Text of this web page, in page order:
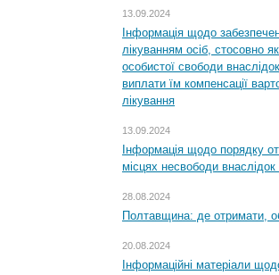
13.09.2024
Інформація щодо
лікуванням осіб, стосовно
особистої свободи
виплати їм компенсації
лікування
13.09.2024
Інформація щодо порядку
місцях несвободи внаслідок
28.08.2024
Полтавщина: де отримати,
20.08.2024
Інформаційні матеріали